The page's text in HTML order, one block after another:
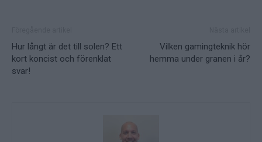
Hur långt är det till solen? Ett
kort koncist och förenklat
svar!
Vilken gamingteknik hör
hemma under granen i år?